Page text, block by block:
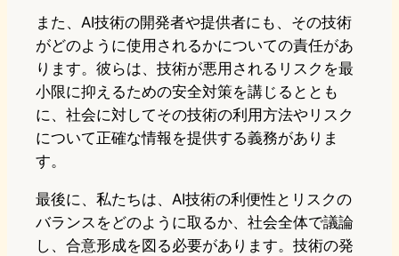
また、AI技術の開発者や提供者にも、その技術
がどのように使用されるかについての責任があ
ります。彼らは、技術が悪用されるリスクを最
小限に抑えるための安全対策を講じるととも
に、社会に対してその技術の利用方法やリスク
について正確な情報を提供する義務がありま
す。
最後に、私たちは、AI技術の利便性とリスクの
バランスをどのように取るか、社会全体で議論
し、合意形成を図る必要があります。技術の発